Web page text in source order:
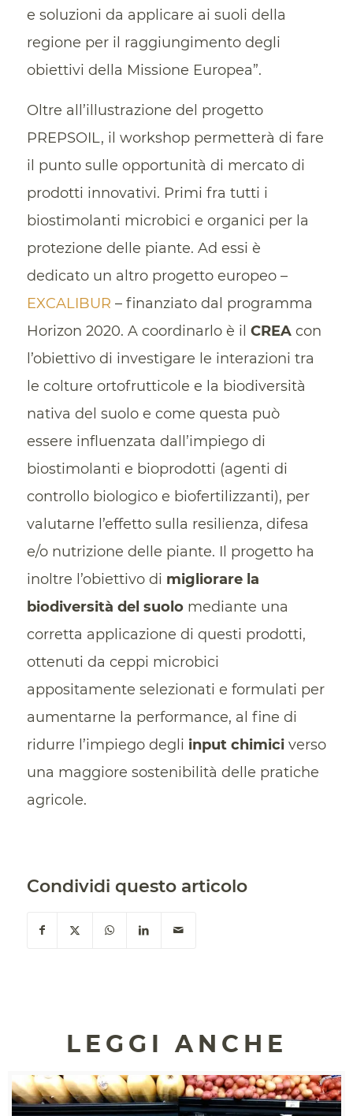
e soluzioni da applicare ai suoli della
regione per il raggiungimento degli
obiettivi della Missione Europea”.
Oltre all’illustrazione del progetto
PREPSOIL, il workshop permetterà di fare
il punto sulle opportunità di mercato di
prodotti innovativi. Primi fra tutti i
biostimolanti microbici e organici per la
protezione delle piante. Ad essi è
dedicato un altro progetto europeo –
EXCALIBUR – finanziato dal programma
Horizon 2020. A coordinarlo è il CREAcon
l’obiettivo di investigare le interazioni tra
le colture ortofrutticole e la biodiversità
nativa del suolo e come questa può
essere influenzata dall’impiego di
biostimolanti e bioprodotti (agenti di
controllo biologico e biofertilizzanti), per
valutarne l’effetto sulla resilienza, difesa
e/o nutrizione delle piante. Il progetto ha
inoltre l’obiettivo di migliorare la
biodiversità del suolomediante una
corretta applicazione di questi prodotti,
ottenuti da ceppi microbici
appositamente selezionati e formulati per
aumentarne la performance, al fine di
ridurre l’impiego degli input chimiciverso
una maggiore sostenibilità delle pratiche
agricole.
Condividi questo articolo
LEGGI ANCHE